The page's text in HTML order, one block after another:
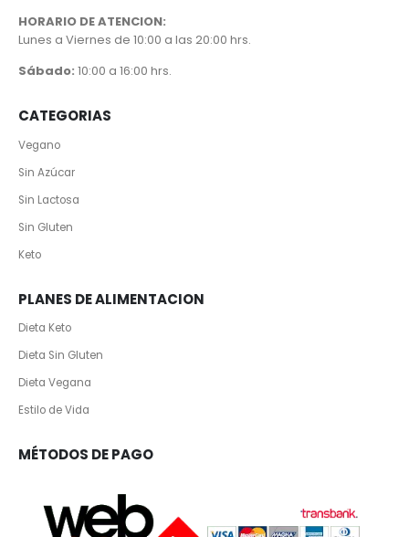
HORARIO DE ATENCION:
Lunes a Viernes de 10:00 a las 20:00 hrs.
Sábado: 10:00 a 16:00 hrs.
CATEGORIAS
Vegano
Sin Azúcar
Sin Lactosa
Sin Gluten
Keto
PLANES DE ALIMENTACION
Dieta Keto
Dieta Sin Gluten
Dieta Vegana
Estilo de Vida
MÉTODOS DE PAGO